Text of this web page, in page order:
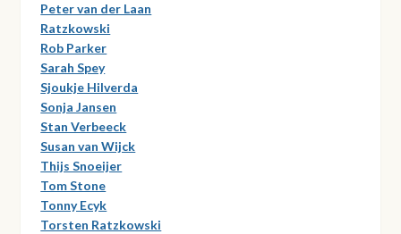
Peter van der Laan
Ratzkowski
Rob Parker
Sarah Spey
Sjoukje Hilverda
Sonja Jansen
Stan Verbeeck
Susan van Wijck
Thijs Snoeijer
Tom Stone
Tonny Ecyk
Torsten Ratzkowski